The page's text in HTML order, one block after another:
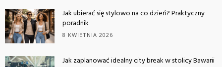
Jak ubierać się stylowo na co dzień? Praktyczny
poradnik
8 KWIETNIA 2026
Jak zaplanować idealny city break w stolicy Bawarii